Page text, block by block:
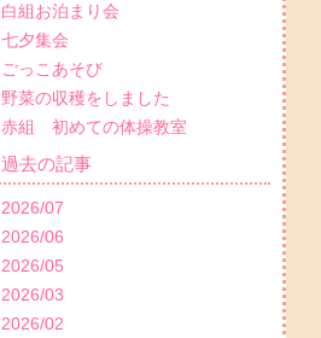
白組お泊まり会
七夕集会
ごっこあそび
野菜の収穫をしました
赤組 初めての体操教室
過去の記事
2026/07
2026/06
2026/05
2026/03
2026/02